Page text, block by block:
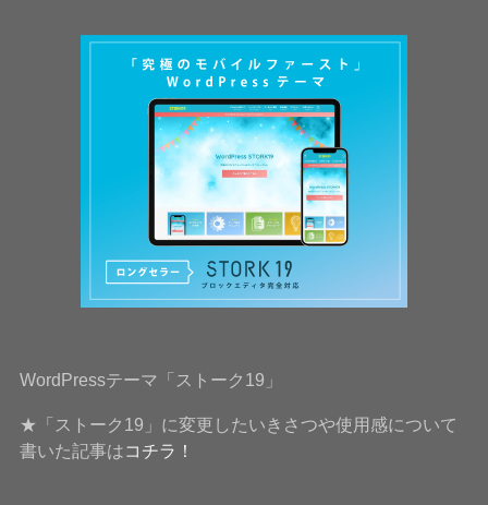
WordPressテーマ「ストーク19」
★「ストーク19」に変更したいきさつや使用感について
書いた記事はコチラ！